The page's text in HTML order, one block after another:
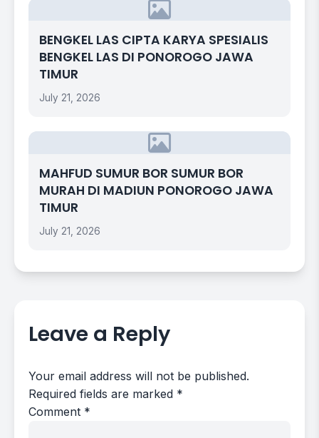
BENGKEL LAS CIPTA KARYA SPESIALIS
BENGKEL LAS DI PONOROGO JAWA
TIMUR
July 21, 2026
MAHFUD SUMUR BOR SUMUR BOR
MURAH DI MADIUN PONOROGO JAWA
TIMUR
July 21, 2026
Leave a Reply
Your email address will not be published.
Required fields are marked *
Comment *